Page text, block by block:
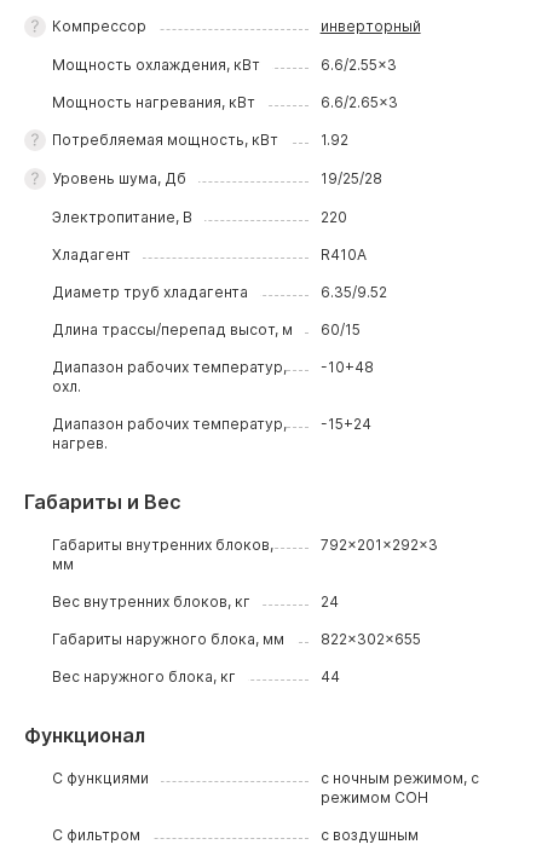
Компрессор инверторный
Мощность охлаждения, кВт 6.6/2.55x3
Мощность нагревания, кВт 6.6/2.65x3
Потребляемая мощность, кВт 1.92
Уровень шума, Дб 19/25/28
Электропитание, В 220
Хладагент R410A
Диаметр труб хладагента 6.35/9.52
Длина трассы/перепад высот, м 60/15
Диапазон рабочих температур,
охл.
-10+48
Диапазон рабочих температур,
нагрев.
-15+24
Габариты и Вес
Габариты внутренних блоков,
мм
792x201x292x3
Вес внутренних блоков, кг 24
Габариты наружного блока, мм 822x302x655
Вес наружного блока, кг 44
Функционал
С функциями
с ночным режимом, с
режимом СОН
С фильтром с воздушным